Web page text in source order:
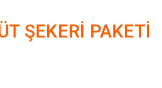
ŞEKERI PAKETI